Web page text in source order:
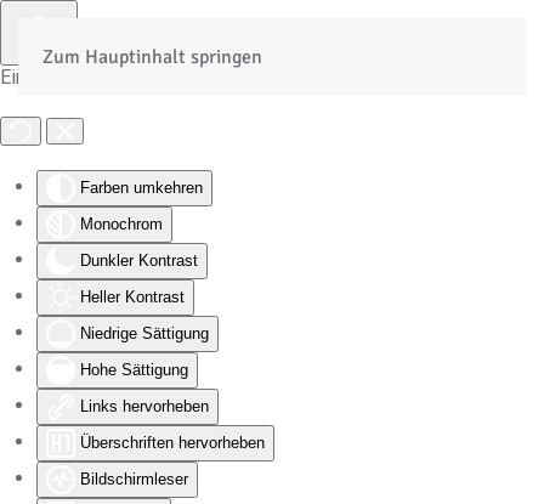
Eingabehilfen öffnen
Farben umkehren
Monochrom
Dunkler Kontrast
Heller Kontrast
Niedrige Sättigung
Hohe Sättigung
Links hervorheben
Überschriften hervorheben
Bildschirmleser
Zum Hauptinhalt springen